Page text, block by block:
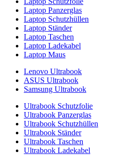
Laptop Panzerglas
Laptop Schutzhüllen
Laptop Ständer
Laptop Taschen
Laptop Ladekabel
Laptop Maus
Lenovo Ultrabook
ASUS Ultrabook
Samsung Ultrabook
Ultrabook Schutzfolie
Ultrabook Panzerglas
Ultrabook Schutzhüllen
Ultrabook Ständer
Ultrabook Taschen
Ultrabook Ladekabel